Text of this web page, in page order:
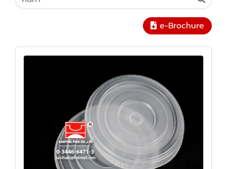
e-Brochure